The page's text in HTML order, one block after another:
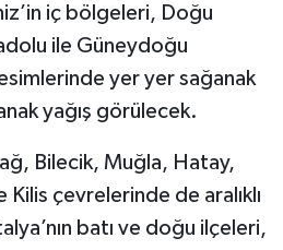
iç bölgeleri, Doğu
ile Güneydoğu
yer yer sağanak
yağış görülecek.
Bilecik, Muğla, Hatay,
Kilis çevrelerinde de aralıklı
batı ve doğu ilçeleri,